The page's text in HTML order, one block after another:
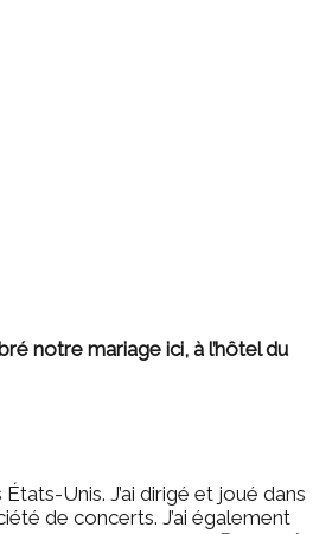
notre mariage ici, à l’hôtel du
Unis. J’ai dirigé et joué dans
de concerts. J’ai également